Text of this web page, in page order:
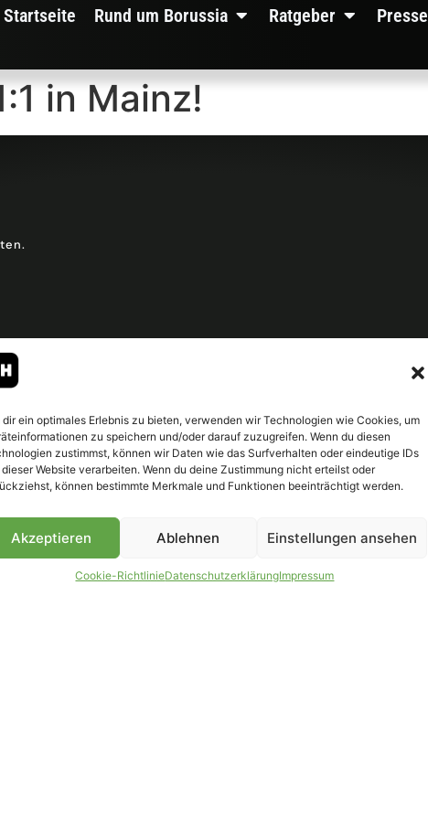
dir ein optimales Erlebnis zu bieten, verwenden wir Technologien wie Cookies, um
zu speichern und/oder darauf zuzugreifen. Wenn du diesen
zustimmst, können wir Daten wie das Surfverhalten oder eindeutige IDs
Website verarbeiten. Wenn du deine Zustimmung nicht erteilst oder
können bestimmte Merkmale und Funktionen beeinträchtigt werden.
Akzeptieren Ablehnen Einstellungen ansehen
Cookie-RichtlinieDatenschutzerklärungImpressum
Startseite Rund um Borussia Ratgeber Presse
in Mainz!